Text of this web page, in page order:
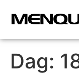
Dag: